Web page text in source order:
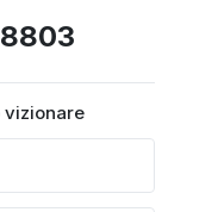
vizionare